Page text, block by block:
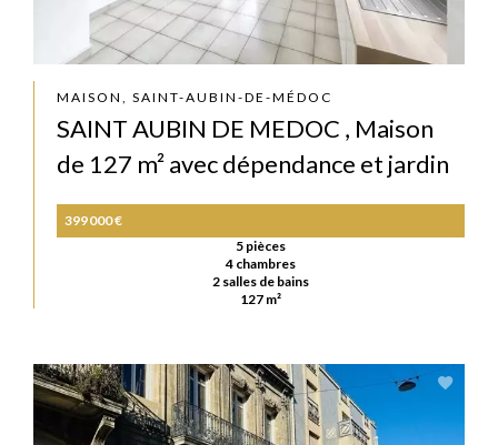
MAISON, SAINT-AUBIN-DE-MÉDOC
SAINT AUBIN DE MEDOC , Maison
de 127 m² avec dépendance et jardin
399 000 €
5 pièces
4 chambres
2 salles de bains
127 m²